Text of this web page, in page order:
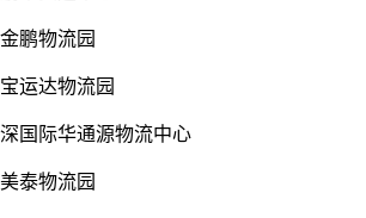
金鹏物流园
宝运达物流园
深国际华通源物流中心
美泰物流园